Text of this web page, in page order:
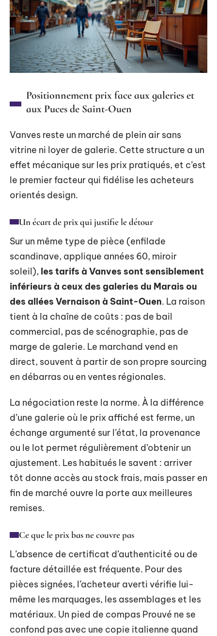
Positionnement prix face aux galeries et
aux Puces de Saint-Ouen
Vanves reste un marché de plein air sans
vitrine ni loyer de galerie. Cette structure a un
effet mécanique sur les prix pratiqués, et c’est
le premier facteur qui fidélise les acheteurs
orientés design.
Un écart de prix qui justifie le détour
Sur un même type de pièce (enfilade
scandinave, applique années 60, miroir
soleil), les tarifs à Vanves sont sensiblement
inférieurs à ceux des galeries du Marais ou
des allées Vernaison à Saint-Ouen. La raison
tient à la chaîne de coûts : pas de bail
commercial, pas de scénographie, pas de
marge de galerie. Le marchand vend en
direct, souvent à partir de son propre sourcing
en débarras ou en ventes régionales.
La négociation reste la norme. À la différence
d’une galerie où le prix affiché est ferme, un
échange argumenté sur l’état, la provenance
ou le lot permet régulièrement d’obtenir un
ajustement. Les habitués le savent : arriver
tôt donne accès au stock frais, mais passer en
fin de marché ouvre la porte aux meilleures
remises.
Ce que le prix bas ne couvre pas
L’absence de certificat d’authenticité ou de
facture détaillée est fréquente. Pour des
pièces signées, l’acheteur averti vérifie lui-
même les marquages, les assemblages et les
matériaux. Un pied de compas Prouvé ne se
confond pas avec une copie italienne quand